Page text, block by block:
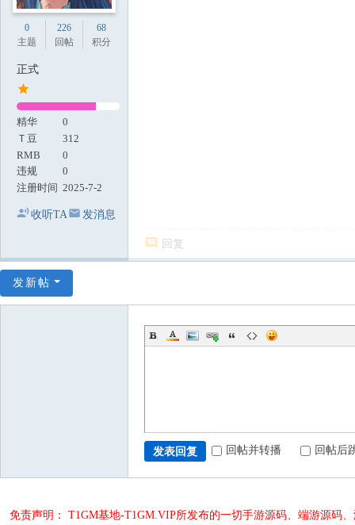
0
主题
226
回帖
68
积分
正式
精华
0
Ｔ豆
312
RMB
0
违规
0
注册时间 2025-7-2
收听TA 发消息
回复
发新帖
发表回复 回帖并转播 回帖后
免责声明： T1GM基地-T1GM.VIP所发布的一切手游源码、端游源码